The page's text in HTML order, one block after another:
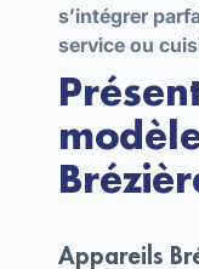
s’intégrer
service ou
Appareils